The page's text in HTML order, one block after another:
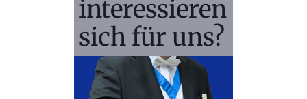
interessieren
sich für uns?